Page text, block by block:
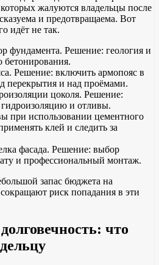
жалуются владельцы после
и предотвращаема. Вот
идёт не так.
фундамента. Решение: геология и
бетонирования.
Решение: включить армопояс в
перекрытия и над проёмами.
цоколя. Решение:
гидроизоляцию и отливы.
при использовании цементного
клей и следить за
фасада. Решение: выбор
и профессиональный монтаж.
запас бюджета на
риск попадания в эти
что